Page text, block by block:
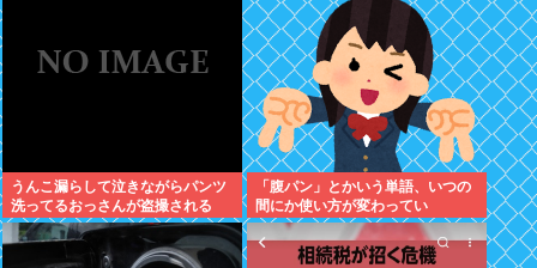
うんこ漏らして泣きながらパンツ
洗ってるおっさんが盗撮される
「腹パン」とかいう単語、いつの
間にか使い方が変わってい
た・・・・・